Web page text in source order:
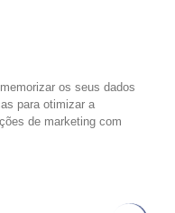
os seus dados
para otimizar a
de marketing com